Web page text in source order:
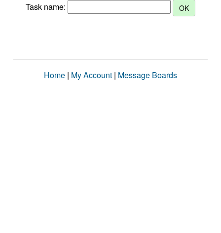
Task name:
Home | My Account | Message Boards